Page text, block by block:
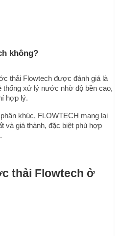
không?
thải Flowtech được đánh giá là
thống xử lý nước nhờ độ bền cao,
hợp lý.
khúc, FLOWTECH mang lại
và giá thành, đặc biệt phù hợp
thải Flowtech ở